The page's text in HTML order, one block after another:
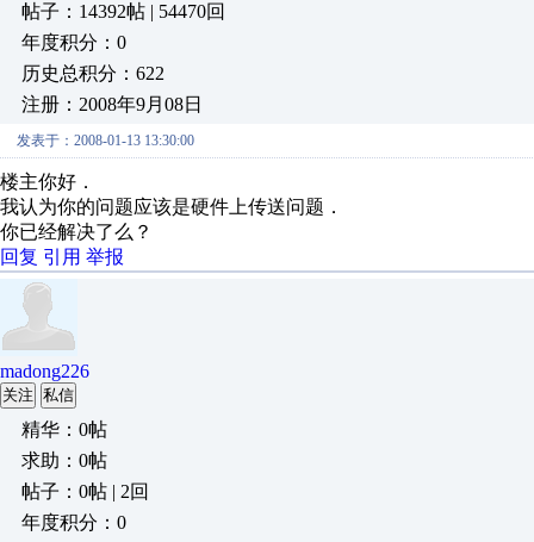
帖子：14392帖 | 54470回
年度积分：0
历史总积分：622
注册：2008年9月08日
发表于：2008-01-13 13:30:00
楼主你好．
我认为你的问题应该是硬件上传送问题．
你已经解决了么？
回复 引用 举报
madong226
关注 私信
精华：0帖
求助：0帖
帖子：0帖 | 2回
年度积分：0